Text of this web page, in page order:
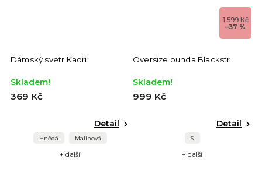
Dámský svetr Kadri
Skladem!
369 Kč
Detail
Hnědá Malinová
+ další
1 599 Kč
–37 %
Oversize bunda Blackstr
Skladem!
999 Kč
Detail
S
+ další